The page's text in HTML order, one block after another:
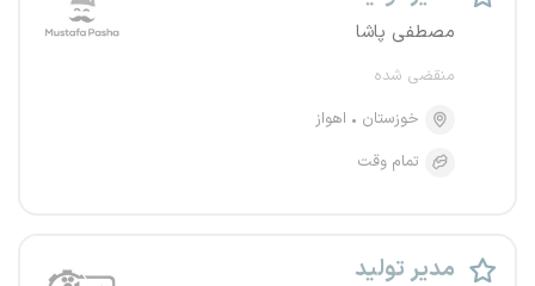
مصطفی پاشا
منقضی شده
خوزستان
اهواز
تمام وقت
مدیر تولید